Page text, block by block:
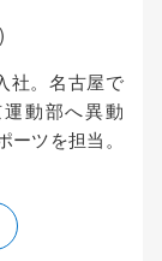
社。名古屋で
動部へ異動
ツを担当。